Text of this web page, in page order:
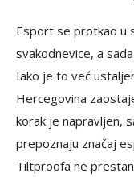
Esport se protkao u
svakodnevice, a
Iako je to već
Hercegovina
korak je napravljen,
prepoznaju značaj
Tiltproofa ne